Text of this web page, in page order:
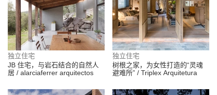
独立住宅
JB 住宅，与岩石结合的自然人
居 / alarciaferrer arquitectos
独立住宅
树根之家，为女性打造的“灵魂
避难所” / Triplex Arquitetura